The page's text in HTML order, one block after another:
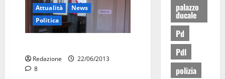
Attualità
News
Politica
Redazione
22/06/2013
8
palazzo
ducale
Pd
Pdl
polizia